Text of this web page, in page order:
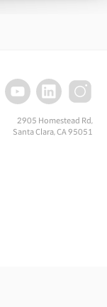
2905 Homestead Rd,
Santa Clara, CA 95051